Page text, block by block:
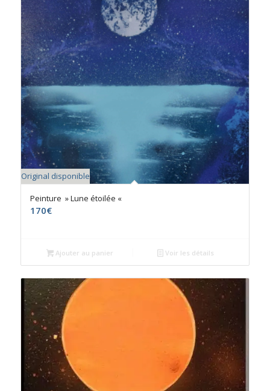
Original disponible
Peinture » Lune étoilée «
170€
Ajouter au panier Voir les détails